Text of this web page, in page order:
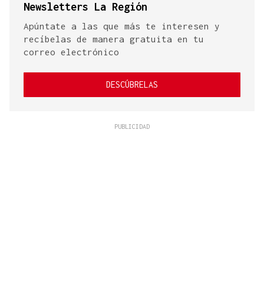
Newsletters La Región
Apúntate a las que más te interesen y
recíbelas de manera gratuita en tu
correo electrónico
DESCÚBRELAS